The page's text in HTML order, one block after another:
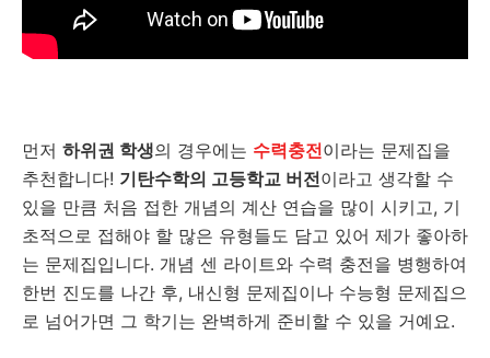
먼저 하위권 학생의 경우에는 수력충전이라는 문제집을
추천합니다! 기탄수학의 고등학교 버전이라고 생각할 수
있을 만큼 처음 접한 개념의 계산 연습을 많이 시키고, 기
초적으로 접해야 할 많은 유형들도 담고 있어 제가 좋아하
는 문제집입니다. 개념 센 라이트와 수력 충전을 병행하여
한번 진도를 나간 후, 내신형 문제집이나 수능형 문제집으
로 넘어가면 그 학기는 완벽하게 준비할 수 있을 거예요.